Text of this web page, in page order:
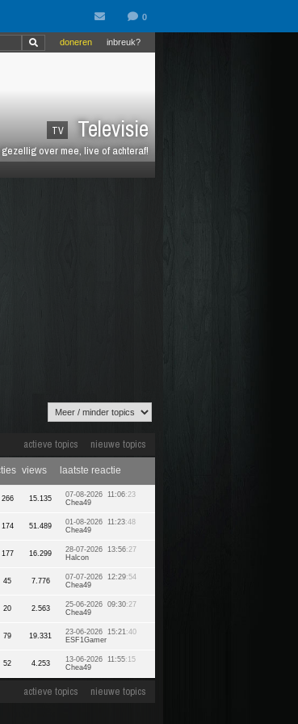
TV Televisie
over mee, live of achteraf!
inbreuk?
doneren
actieve topics nieuwe topics
views laatste reactie
266 15.135 07-08-2026 11:06:23
Chea49
174 51.489 01-08-2026 11:23:48
Chea49
177 16.299 28-07-2026 13:56:27
Halcon
45 7.776 07-07-2026 12:29:54
Chea49
20 2.563 25-06-2026 09:30:27
Chea49
79 19.331 23-06-2026 15:21:40
ESF1Gamer
52 4.253 13-06-2026 11:55:15
Chea49
actieve topics nieuwe topics